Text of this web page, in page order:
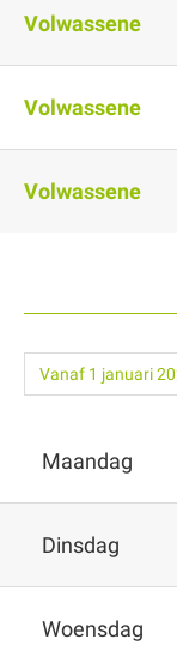
Volwassene
Volwassene
Volwassene
Maandag
Dinsdag
Woensdag